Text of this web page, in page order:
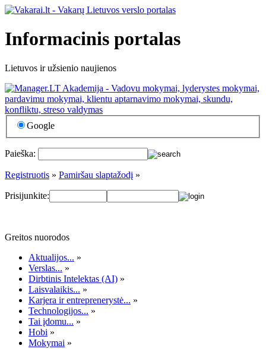
Informacinis portalas
Lietuvos ir užsienio naujienos
Google
Paieška:
Registruotis » Pamiršau slaptažodį »
Prisijunkite:
Greitos nuorodos
Aktualijos... »
Verslas... »
Dirbtinis Intelektas (AI) »
Laisvalaikis... »
Karjera ir entreprenerystė... »
Technologijos... »
Tai įdomu... »
Hobi »
Mokymai »